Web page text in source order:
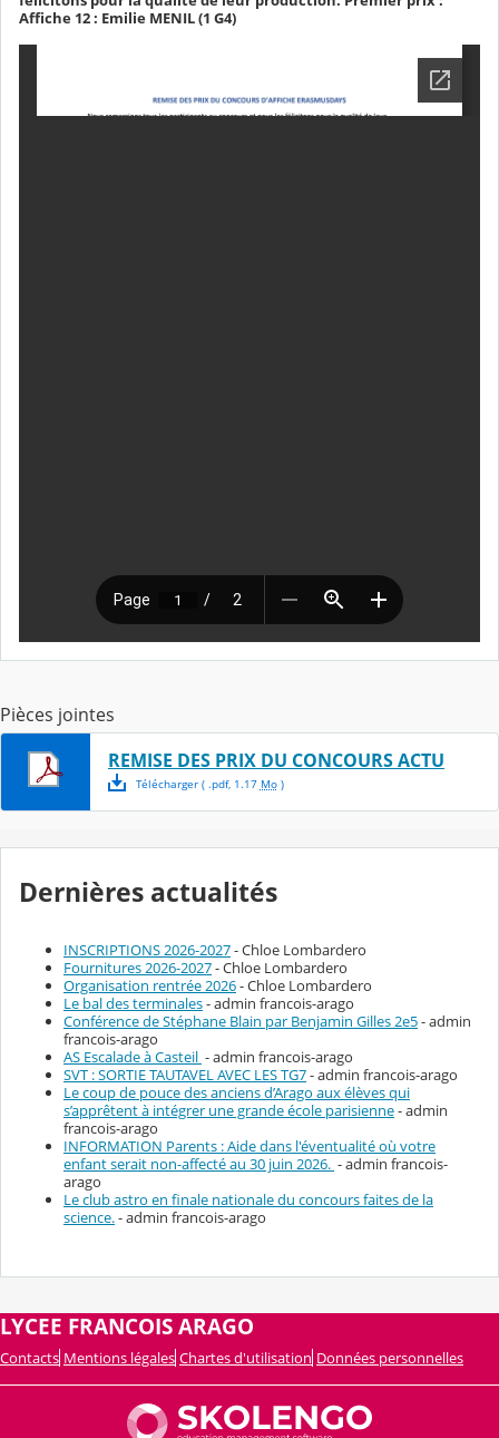
Affiche 12 : Emilie MENIL (1 G4)
Pièces jointes
REMISE DES PRIX DU CONCOURS ACTU
Télécharger( .pdf, 1.17 Mo)
Dernières actualités
INSCRIPTIONS 2026-2027- Chloe Lombardero
Fournitures 2026-2027- Chloe Lombardero
Organisation rentrée 2026- Chloe Lombardero
Le bal des terminales- admin francois-arago
Conférence de Stéphane Blain par Benjamin Gilles 2e5- admin
francois-arago
AS Escalade à Casteil - admin francois-arago
SVT : SORTIE TAUTAVEL AVEC LES TG7- admin francois-arago
Le coup de pouce des anciens d’Arago aux élèves qui
s’apprêtent à intégrer une grande école parisienne- admin
francois-arago
INFORMATION Parents : Aide dans l'éventualité où votre
enfant serait non-affecté au 30 juin 2026. - admin francois-
arago
Le club astro en finale nationale du concours faites de la
science.- admin francois-arago
LYCEE FRANCOIS ARAGO
Contacts Mentions légales Chartes d'utilisation Données personnelles